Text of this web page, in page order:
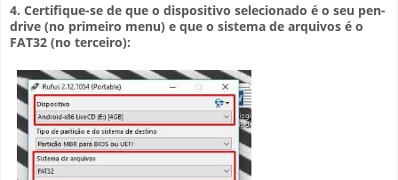
4. Certifique-se de que o dispositivo selecionado é o seu pen-
drive (no primeiro menu) e que o sistema de arquivos é o
FAT32 (no terceiro):